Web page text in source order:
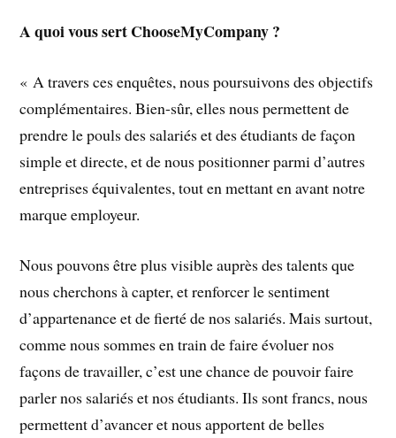
A quoi vous sert ChooseMyCompany ?
« A travers ces enquêtes, nous poursuivons des objectifs
complémentaires. Bien-sûr, elles nous permettent de
prendre le pouls des salariés et des étudiants de façon
simple et directe, et de nous positionner parmi d’autres
entreprises équivalentes, tout en mettant en avant notre
marque employeur.
Nous pouvons être plus visible auprès des talents que
nous cherchons à capter, et renforcer le sentiment
d’appartenance et de fierté de nos salariés. Mais surtout,
comme nous sommes en train de faire évoluer nos
façons de travailler, c’est une chance de pouvoir faire
parler nos salariés et nos étudiants. Ils sont francs, nous
permettent d’avancer et nous apportent de belles